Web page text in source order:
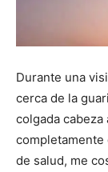
Durante una
cerca de la
colgada cabeza
completamente
de salud, me